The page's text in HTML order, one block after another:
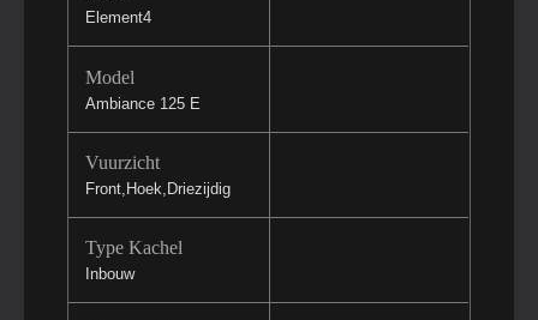
Element4
Model
Ambiance 125 E
Vuurzicht
Front,Hoek,Driezijdig
Type Kachel
Inbouw